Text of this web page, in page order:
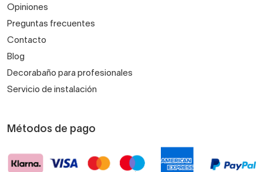
Opiniones
Preguntas frecuentes
Contacto
Blog
Decorabaño para profesionales
Servicio de instalación
Métodos de pago